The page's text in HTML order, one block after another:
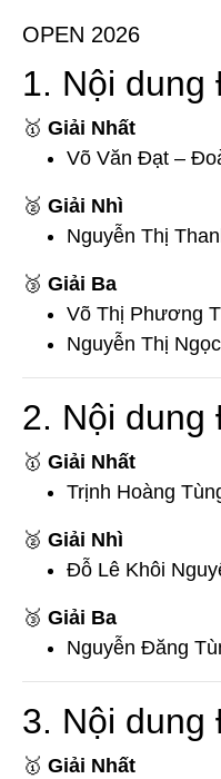
OPEN 2026
1. Nội dung
🥇 Giải Nhất
Võ Văn Đạt –
🥈 Giải Nhì
Nguyễn Thị
🥉 Giải Ba
Võ Thị Phương
Nguyễn Thị
2. Nội
🥇 Giải Nhất
Trịnh Hoàng
🥈 Giải Nhì
Đỗ Lê Khôi
🥉 Giải Ba
Nguyễn Đăng
3. Nội dung
🥇 Giải Nhất